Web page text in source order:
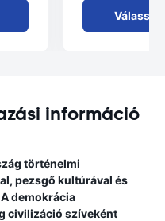
információ
történelmi
pezsgő kultúrával és
demokrácia
civilizáció szíveként